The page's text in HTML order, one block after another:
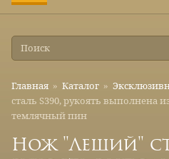
Главная » Каталог »
сталь S390, рукоять выполнена
темлячный пин
Нож "Леший"